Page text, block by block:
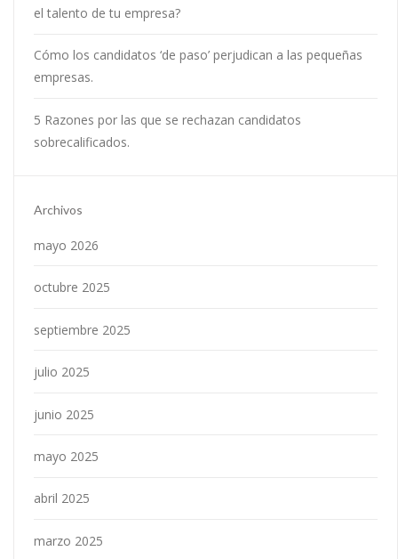
el talento de tu empresa?
Cómo los candidatos ‘de paso’ perjudican a las pequeñas
empresas.
5 Razones por las que se rechazan candidatos
sobrecalificados.
Archivos
mayo 2026
octubre 2025
septiembre 2025
julio 2025
junio 2025
mayo 2025
abril 2025
marzo 2025